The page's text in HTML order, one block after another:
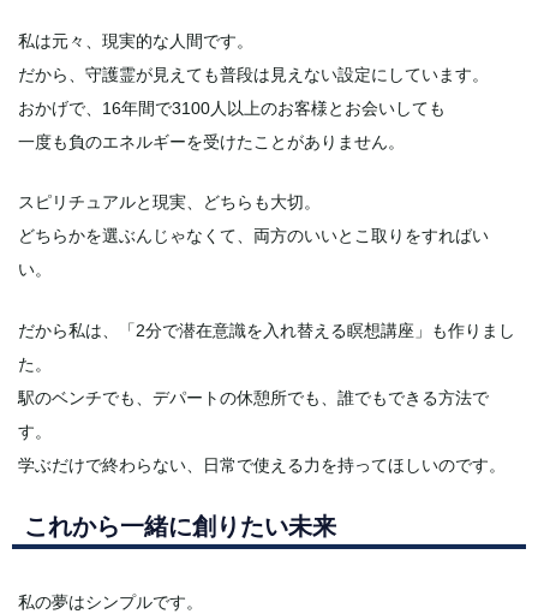
私は元々、現実的な人間です。
だから、守護霊が見えても普段は見えない設定にしています。
おかげで、16年間で3100人以上のお客様とお会いしても
一度も負のエネルギーを受けたことがありません。
スピリチュアルと現実、どちらも大切。
どちらかを選ぶんじゃなくて、両方のいいとこ取りをすればい
い。
だから私は、「2分で潜在意識を入れ替える瞑想講座」も作りまし
た。
駅のベンチでも、デパートの休憩所でも、誰でもできる方法で
す。
学ぶだけで終わらない、日常で使える力を持ってほしいのです。
これから一緒に創りたい未来
私の夢はシンプルです。